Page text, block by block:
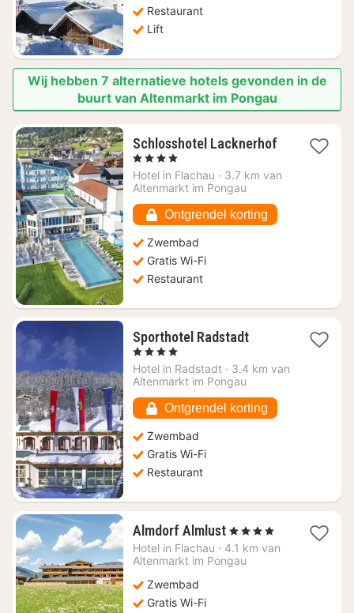
Restaurant
Lift
Wij hebben 7 alternatieve hotels gevonden in de
buurt van Altenmarkt im Pongau
Schlosshotel Lacknerhof1
vanaf
, 4 Sterren
Hotel in Flachau · 3.7 km van
Altenmarkt im Pongau
Ontgrendel korting
Zwembad
Gratis Wi-Fi
Restaurant
Sporthotel Radstadt1
vanaf
, 4 Sterren
Hotel in Radstadt · 3.4 km van
Altenmarkt im Pongau
Ontgrendel korting
Zwembad
Gratis Wi-Fi
Restaurant
Almdorf Almlust1
nacht
vanaf
€
, 4 Sterren
Hotel in Flachau · 4.1 km van
Altenmarkt im Pongau
Zwembad
Gratis Wi-Fi